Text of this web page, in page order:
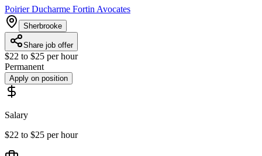
Poirier Ducharme Fortin Avocates
Sherbrooke
Share job offer
$22 to $25 per hour
Permanent
Apply on position
Salary
$22 to $25 per hour